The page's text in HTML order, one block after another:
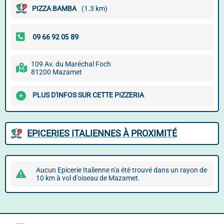
PIZZA BAMBA (1.3 km)
109 Av. du Maréchal Foch
81200 Mazamet
PLUS D'INFOS SUR CETTE PIZZERIA
EPICERIES ITALIENNES À PROXIMITÉ
Aucun Epicerie Italienne n'a été trouvé dans un rayon de
10 km à vol d'oiseau de Mazamet.